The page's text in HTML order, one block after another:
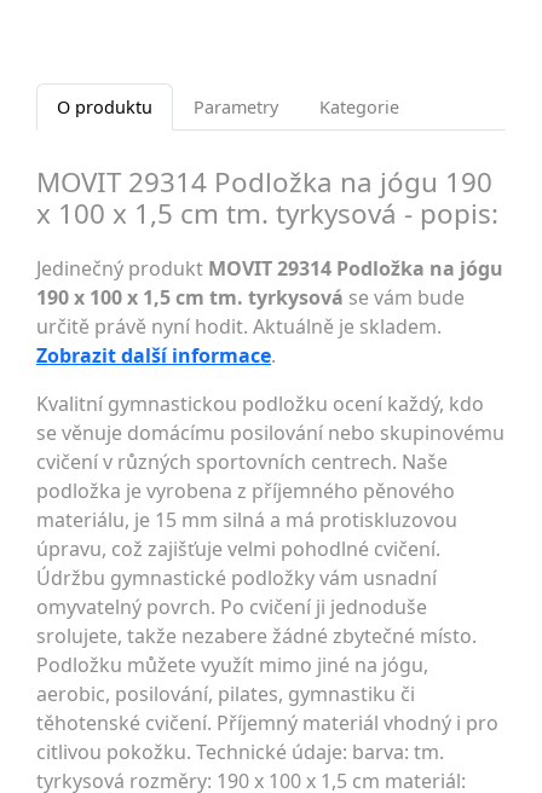
O produktu Parametry Kategorie
MOVIT 29314 Podložka na jógu 190
x 100 x 1,5 cm tm. tyrkysová - popis:
Jedinečný produkt MOVIT 29314 Podložka na jógu
190 x 100 x 1,5 cm tm. tyrkysová se vám bude
určitě právě nyní hodit. Aktuálně je skladem.
Zobrazit další informace.
Kvalitní gymnastickou podložku ocení každý, kdo
se věnuje domácímu posilování nebo skupinovému
cvičení v různých sportovních centrech. Naše
podložka je vyrobena z příjemného pěnového
materiálu, je 15 mm silná a má protiskluzovou
úpravu, což zajišťuje velmi pohodlné cvičení.
Údržbu gymnastické podložky vám usnadní
omyvatelný povrch. Po cvičení ji jednoduše
srolujete, takže nezabere žádné zbytečné místo.
Podložku můžete využít mimo jiné na jógu,
aerobic, posilování, pilates, gymnastiku či
těhotenské cvičení. Příjemný materiál vhodný i pro
citlivou pokožku. Technické údaje: barva: tm.
tyrkysová rozměry: 190 x 100 x 1,5 cm materiál: